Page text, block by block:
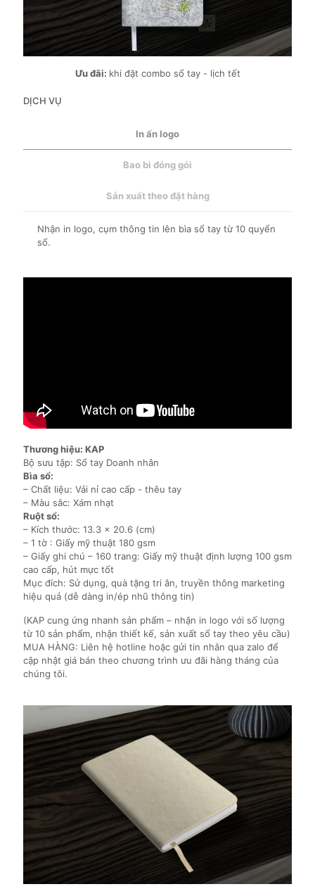
Ưu đãi: khi đặt combo sổ tay - lịch tết
DỊCH VỤ
In ấn logo
Bao bì đóng gói
Sản xuất theo đặt hàng
Nhận in logo, cụm thông tin lên bìa sổ tay từ 10 quyển
sổ.
Thương hiệu: KAP
Bộ sưu tập: Sổ tay Doanh nhân
Bìa sổ:
– Chất liệu: Vải nỉ cao cấp - thêu tay
– Màu sắc: Xám nhạt
Ruột sổ:
– Kích thước: 13.3 x 20.6 (cm)
– 1 tờ : Giấy mỹ thuật 180 gsm
– Giấy ghi chú – 160 trang: Giấy mỹ thuật định lượng 100 gsm
cao cấp, hút mực tốt
Mục đích: Sử dụng, quà tặng tri ân, truyền thông marketing
hiệu quả (dễ dàng in/ép nhũ thông tin)
(KAP cung ứng nhanh sản phẩm – nhận in logo với số lượng
từ 10 sản phẩm, nhận thiết kế, sản xuất sổ tay theo yêu cầu)
MUA HÀNG: Liên hệ hotline hoặc gửi tin nhắn qua zalo để
cập nhật giá bán theo chương trình ưu đãi hàng tháng của
chúng tôi.